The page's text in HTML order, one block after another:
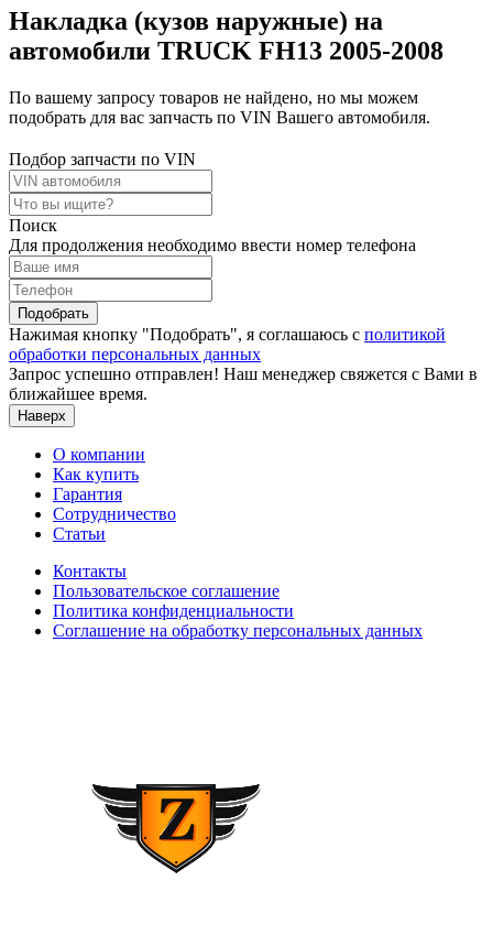
Накладка (кузов наружные) на
автомобили TRUCK FH13 2005-2008
По вашему запросу товаров не найдено, но мы можем
подобрать для вас запчасть по VIN Вашего автомобиля.
Подбор запчасти по VIN
Поиск
Для продолжения необходимо ввести номер телефона
Подобрать
Нажимая кнопку "Подобрать", я соглашаюсь с политикой
обработки персональных данных
Запрос успешно отправлен! Наш менеджер свяжется с Вами в
ближайшее время.
Наверх
О компании
Как купить
Гарантия
Сотрудничество
Статьи
Контакты
Пользовательское соглашение
Политика конфиденциальности
Соглашение на обработку персональных данных